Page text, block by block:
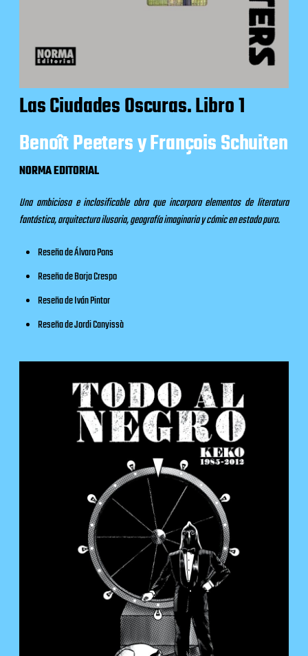
Las Ciudades Oscuras. Libro 1
Benoît Peeters y François Schuiten
NORMA EDITORIAL
Una ambiciosa e inclasificable obra que incorpora elementos de literatura
fantástica, arquitectura ilusoria, geografía imaginaria y cómic en estado puro.
Reseñade Álvaro Pons
Reseñade Borja Crespo
Reseñade Iván Pintor
Reseñade Jordi Canyissà